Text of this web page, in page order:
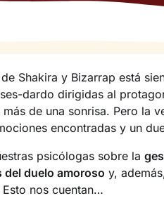
Shakira y Bizarrap está
dardo dirigidas al
de una sonrisa. Pero la
encontradas y un
psicólogas sobre la
del duelo amoroso y,
nos cuentan…